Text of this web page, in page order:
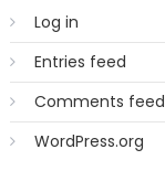
Log in
Entries feed
Comments feed
WordPress.org